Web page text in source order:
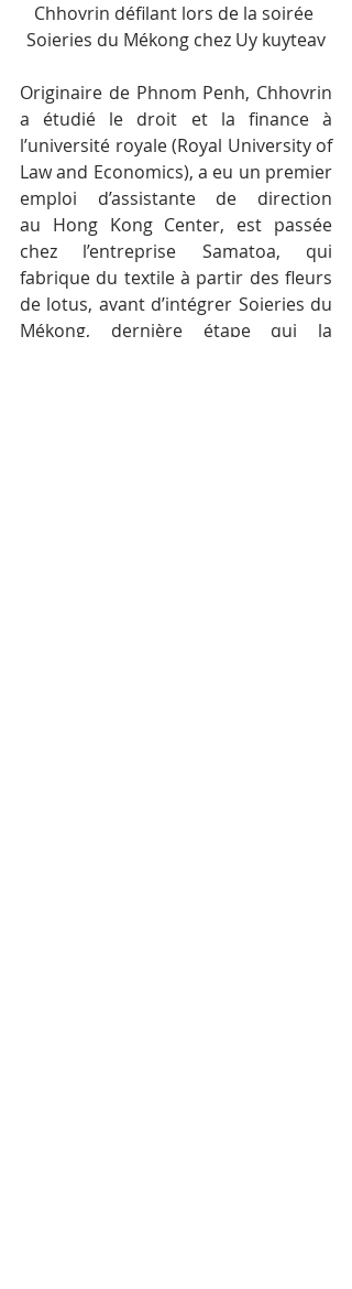
Chhovrin défilant lors de la soirée
Soieries du Mékong chez Uy kuyteav
Originaire de Phnom Penh, Chhovrin
a étudié le droit et la finance à
l’université royale (Royal University of
Law and Economics), a eu un premier
emploi d’assistante de direction
au Hong Kong Center, est passée
chez l’entreprise Samatoa, qui
fabrique du textile à partir des fleurs
de lotus, avant d’intégrer Soieries du
Mékong, dernière étape qui la